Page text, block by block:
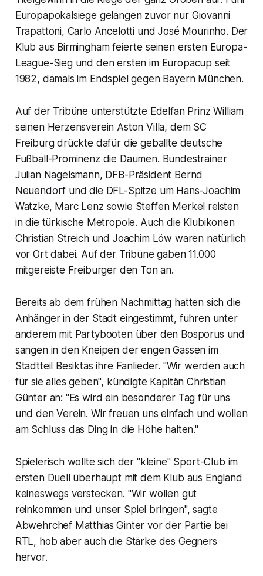
Europapokalsiege gelangen zuvor nur Giovanni
Trapattoni, Carlo Ancelotti und José Mourinho. Der
Klub aus Birmingham feierte seinen ersten Europa-
League-Sieg und den ersten im Europacup seit
1982, damals im Endspiel gegen Bayern München.
Auf der Tribüne unterstützte Edelfan Prinz William
seinen Herzensverein Aston Villa, dem SC
Freiburg drückte dafür die geballte deutsche
Fußball-Prominenz die Daumen. Bundestrainer
Julian Nagelsmann, DFB-Präsident Bernd
Neuendorf und die DFL-Spitze um Hans-Joachim
Watzke, Marc Lenz sowie Steffen Merkel reisten
in die türkische Metropole. Auch die Klubikonen
Christian Streich und Joachim Löw waren natürlich
vor Ort dabei. Auf der Tribüne gaben 11.000
mitgereiste Freiburger den Ton an.
Bereits ab dem frühen Nachmittag hatten sich die
Anhänger in der Stadt eingestimmt, fuhren unter
anderem mit Partybooten über den Bosporus und
sangen in den Kneipen der engen Gassen im
Stadtteil Besiktas ihre Fanlieder. "Wir werden auch
für sie alles geben", kündigte Kapitän Christian
Günter an: "Es wird ein besonderer Tag für uns
und den Verein. Wir freuen uns einfach und wollen
am Schluss das Ding in die Höhe halten."
Spielerisch wollte sich der "kleine" Sport-Club im
ersten Duell überhaupt mit dem Klub aus England
keineswegs verstecken. "Wir wollen gut
reinkommen und unser Spiel bringen", sagte
Abwehrchef Matthias Ginter vor der Partie bei
RTL, hob aber auch die Stärke des Gegners
hervor.